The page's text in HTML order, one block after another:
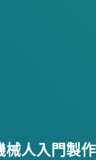
械人入門製作